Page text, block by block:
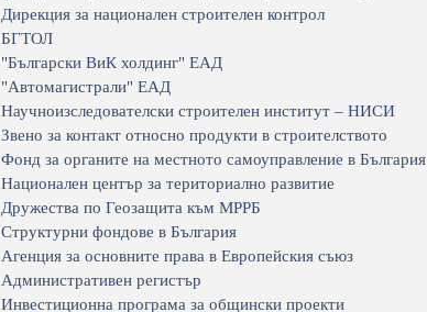
Дирекция за национален строителен контрол
БГТОЛ
"Български ВиК холдинг" ЕАД
"Автомагистрали" ЕАД
Научноизследователски строителен институт – НИСИ
Звено за контакт относно продукти в строителството
Фонд за органите на местното самоуправление в България
Национален център за териториално развитие
Дружества по Геозащита към МРРБ
Структурни фондове в България
Агенция за основните права в Европейския съюз
Административен регистър
Инвестиционна програма за общински проекти